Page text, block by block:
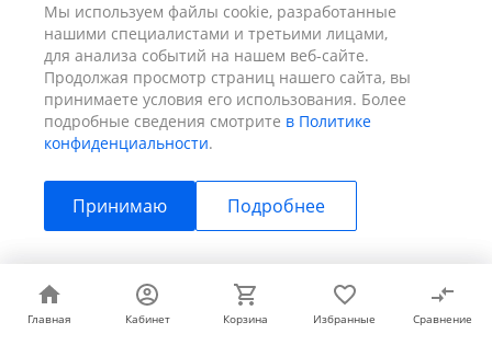
Мы используем файлы cookie, разработанные
нашими специалистами и третьими лицами,
для анализа событий на нашем веб-сайте.
Продолжая просмотр страниц нашего сайта, вы
принимаете условия его использования. Более
подробные сведения смотрите в Политике
конфиденциальности.
Принимаю Подробнее
Главная Кабинет Корзина Избранные Сравнение
Главная Кабинет Корзина Избранные Сравнение
+7 (391) 298-00-11 Заказать звонок
г. Красноярск, пер. Телевизорный 9 "А" ООО "ПРИЗМ"
© 2026 ПРИЗМ, Все права защищены